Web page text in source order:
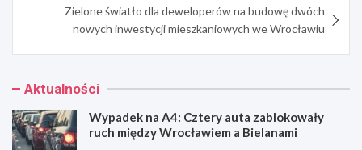
Zielone światło dla deweloperów na budowę dwóch
nowych inwestycji mieszkaniowych we Wrocławiu
Aktualności
Wypadek na A4: Cztery auta zablokowały
ruch między Wrocławiem a Bielanami